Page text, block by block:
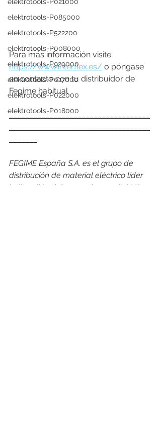
elektrotools-P085000
elektrotools-P522200
elektrotools-P008000
elektrotools-P929000
elektrotools-P017000
elektrotools-P022000
elektrotools-P018000
Para más información visite
https://www.interflex.es/ o póngase
en contacto con tu distribuidor de
Fegime habitual
___________________________________
FEGIME España S.A. es el grupo de
distribución de material eléctrico líder
indiscutible del mercado español. Y lo